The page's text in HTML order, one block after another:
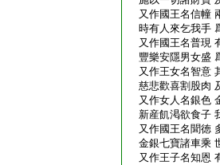
又作國王名信幢
時有人來乞我手
又作國王名普現
豐樂安隱男女盛
又作王女名智意
慈悲歡喜割股肉
又作女人名銀色
新産飢渇欲食子
又作國王名聞徳
金銀七寶諸車乘
又作王子名知恩